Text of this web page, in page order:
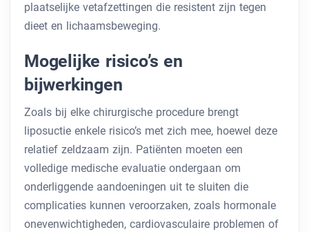
plaatselijke vetafzettingen die resistent zijn tegen
dieet en lichaamsbeweging.
Mogelijke risico’s en
bijwerkingen
Zoals bij elke chirurgische procedure brengt
liposuctie enkele risico’s met zich mee, hoewel deze
relatief zeldzaam zijn. Patiënten moeten een
volledige medische evaluatie ondergaan om
onderliggende aandoeningen uit te sluiten die
complicaties kunnen veroorzaken, zoals hormonale
onevenwichtigheden, cardiovasculaire problemen of